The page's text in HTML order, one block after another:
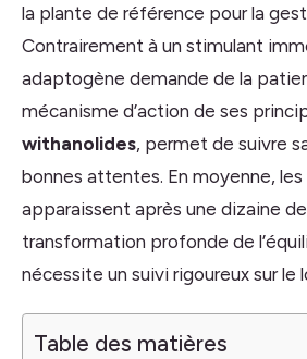
la plante de référence pour la
Contrairement à un stimulant
adaptogène demande de la
mécanisme d’action de ses
withanolides, permet de suivre
bonnes attentes. En moyenne,
apparaissent après une dizaine
transformation profonde de
nécessite un suivi rigoureux sur le
Table des matières